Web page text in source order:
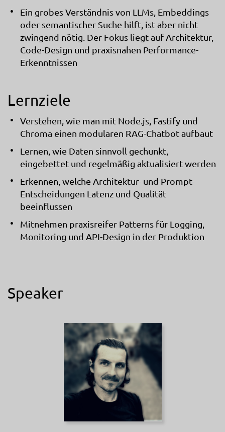
Ein grobes Verständnis von LLMs, Embeddings
oder semantischer Suche hilft, ist aber nicht
zwingend nötig. Der Fokus liegt auf Architektur,
Code-Design und praxisnahen Performance-
Erkenntnissen
Lernziele
Verstehen, wie man mit Node.js, Fastify und
Chroma einen modularen RAG-Chatbot aufbaut
Lernen, wie Daten sinnvoll gechunkt,
eingebettet und regelmäßig aktualisiert werden
Erkennen, welche Architektur- und Prompt-
Entscheidungen Latenz und Qualität
beeinflussen
Mitnehmen praxisreifer Patterns für Logging,
Monitoring und API-Design in der Produktion
Speaker